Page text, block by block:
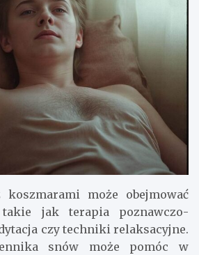
koszmarami może obejmować
jak terapia poznawczo-
czy techniki relaksacyjne.
snów może pomóc w